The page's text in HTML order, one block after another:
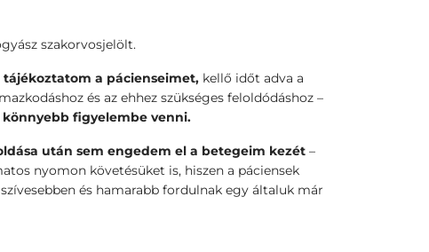
szakorvosjelölt.
a pácienseimet, kellő időt adva a
és az ehhez szükséges feloldódáshoz –
figyelembe venni.
után sem engedem el a betegeim kezét –
nyomon követésüket is, hiszen a páciensek
és hamarabb fordulnak egy általuk már